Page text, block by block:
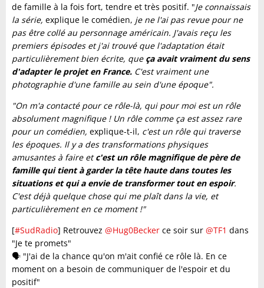
de famille à la fois fort, tendre et très positif. "Je connaissais
la série, explique le comédien, je ne l'ai pas revue pour ne
pas être collé au personnage américain. J'avais reçu les
premiers épisodes et j'ai trouvé que l'adaptation était
particulièrement bien écrite, que ça avait vraiment du sens
d'adapter le projet en France. C'est vraiment une
photographie d'une famille au sein d'une époque".
"On m'a contacté pour ce rôle-là, qui pour moi est un rôle
absolument magnifique ! Un rôle comme ça est assez rare
pour un comédien, explique-t-il, c'est un rôle qui traverse
les époques. Il y a des transformations physiques
amusantes à faire etc'est un rôle magnifique de père de
famille qui tient à garder la tête haute dans toutes les
situations et qui a envie de transformer tout en espoir.
C'est déjà quelque chose qui me plaît dans la vie, et
particulièrement en ce moment !"
[#SudRadio] Retrouvez @Hug0Becker ce soir sur @TF1 dans
"Je te promets"
🗣️ "J'ai de la chance qu'on m'ait confié ce rôle là. En ce
moment on a besoin de communiquer de l'espoir et du
positif"